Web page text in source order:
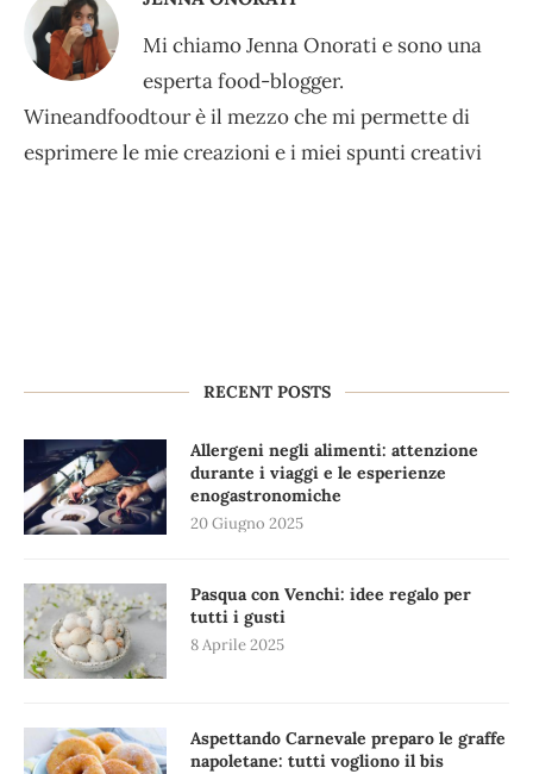
Mi chiamo Jenna Onorati e sono una
esperta food-blogger.
Wineandfoodtour è il mezzo che mi permette di
esprimere le mie creazioni e i miei spunti creativi
RECENT POSTS
Allergeni negli alimenti: attenzione
durante i viaggi e le esperienze
enogastronomiche
20 Giugno 2025
Pasqua con Venchi: idee regalo per
tutti i gusti
8 Aprile 2025
Aspettando Carnevale preparo le graffe
napoletane: tutti vogliono il bis